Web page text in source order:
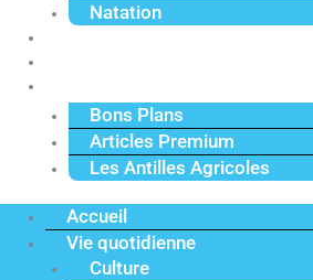
Natation
Bons Plans
Articles Premium
Les Antilles Agricoles
Accueil
Vie quotidienne
Culture